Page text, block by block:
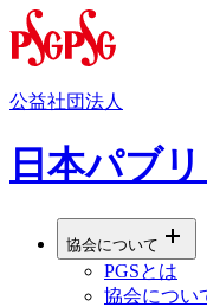
公益社団法人
日本パブ
協会について
PGSとは
協会につい